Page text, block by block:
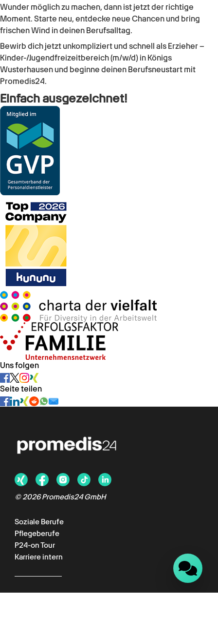
Wunder möglich zu machen, dann ist jetzt der richtige
Moment. Starte neu, entdecke neue Chancen und bring
frischen Wind in deinen Berufsalltag.
Bewirb dich jetzt unkompliziert und schnell als Erzieher –
Kinder-/Jugendfreizeitbereich (m/w/d) in Königs
Wusterhausen und beginne deinen Berufsneustart mit
Promedis24.
Einfach ausgezeichnet!
Uns folgen
Seite teilen
© 2026 Promedis24 GmbH
Soziale Berufe
Pflegeberufe
P24-on Tour
Karriere intern
Für Kunden
Chat verfügbar